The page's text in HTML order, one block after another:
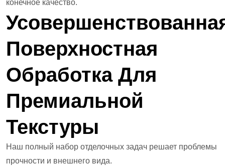
конечное качество.
Поверхностная
Обработка Для
Премиальной
Текстуры
Наш полный набор отделочных задач решает проблемы
прочности и внешнего вида.